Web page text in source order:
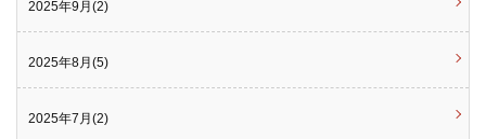
2025年9月(2)
2025年8月(5)
2025年7月(2)